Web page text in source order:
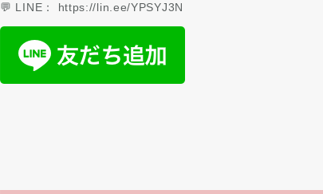
💬 LINE： https://lin.ee/YPSYJ3N